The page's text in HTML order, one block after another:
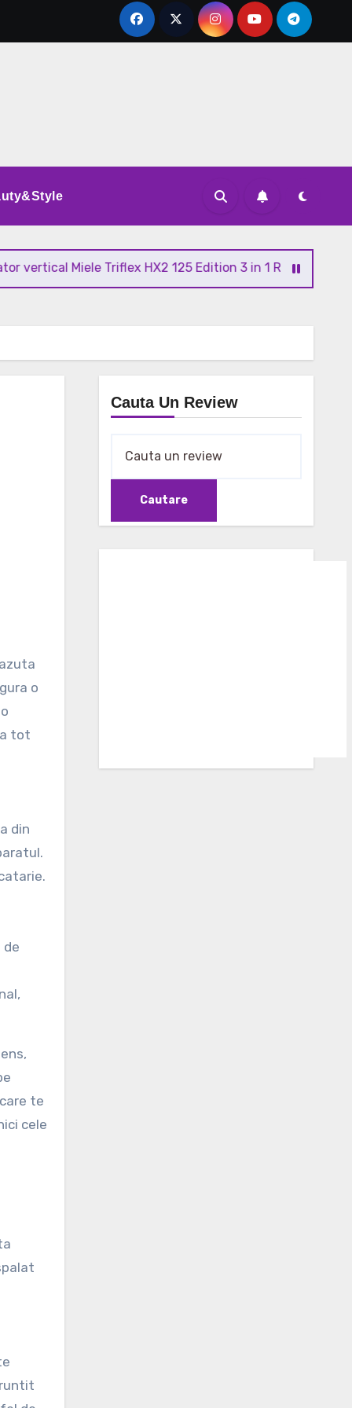
Miele Triflex HX2 125 Edition 3 in 1 Review si Pareri
o
tot
din
de
te
cele
Cauta Un Review